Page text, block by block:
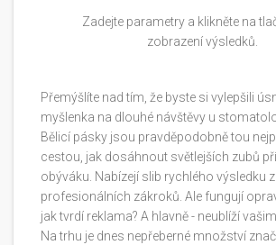
Zadejte parametry a klikněte na
zobrazení výsledků.
Přemýšlíte nad tím, že byste si vylepšili
myšlenka na dlouhé návštěvy u
Bělicí pásky jsou pravděpodobně tou
cestou, jak dosáhnout světlejších zubů
obýváku. Nabízejí slib rychlého výsledku
profesionálních zákroků. Ale fungují
jak tvrdí reklama? A hlavně - neublíží
Na trhu je dnes nepřeberné množství